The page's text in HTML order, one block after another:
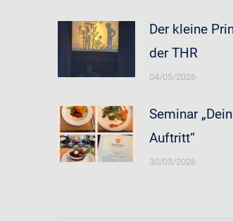
Der kleine
der THR
04/05/2026
Seminar
Auftritt“
30/03/2026